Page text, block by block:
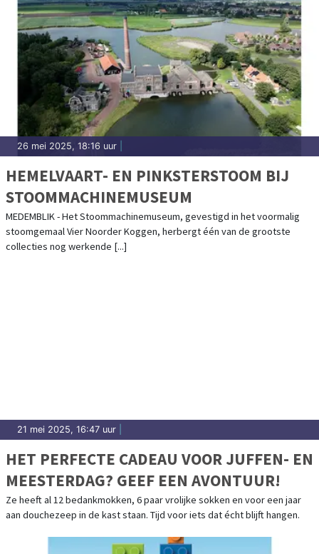
26 mei 2025, 18:16 uur
HEMELVAART- EN PINKSTERSTOOM BIJ
STOOMMACHINEMUSEUM
MEDEMBLIK - Het Stoommachinemuseum, gevestigd in het voormalig
stoomgemaal Vier Noorder Koggen, herbergt één van de grootste
collecties nog werkende [...]
21 mei 2025, 16:47 uur
HET PERFECTE CADEAU VOOR JUFFEN- EN
MEESTERDAG? GEEF EEN AVONTUUR!
Ze heeft al 12 bedankmokken, 6 paar vrolijke sokken en voor een jaar
aan douchezeep in de kast staan. Tijd voor iets dat écht blijft hangen.